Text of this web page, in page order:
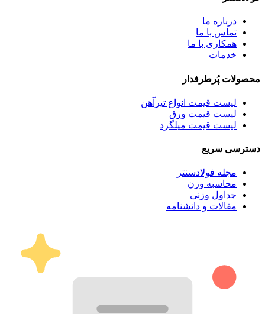
درباره ما
تماس با ما
همکاری با ما
خدمات
محصولات پُرطرفدار
لیست قیمت انواع تیرآهن
لیست قیمت ورق
لیست قیمت میلگرد
دسترسی سریع
مجله فولادسنتر
محاسبه وزن
جداول وزنی
مقالات و دانشنامه